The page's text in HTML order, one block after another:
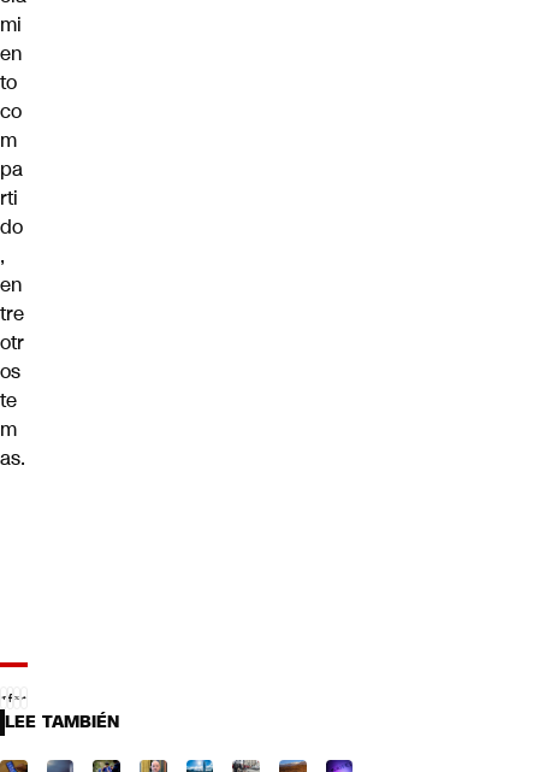
mi
en
to
co
m
pa
rti
do
,
en
tre
otr
os
te
m
as.
LEE TAMBIÉN